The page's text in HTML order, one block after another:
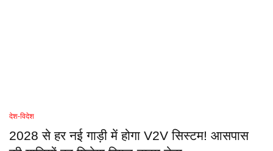
देश-विदेश
2028 से हर नई गाड़ी में होगा V2V सिस्टम! आसपास